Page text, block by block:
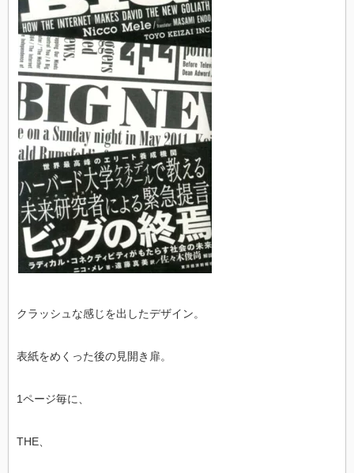
クラッシュな感じを出したデザイン。
表紙をめくった後の見開き扉。
1ページ毎に、
THE、